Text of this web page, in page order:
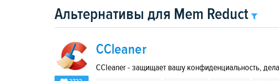
Альтернативы для Mem Reduct
CCleaner
CCleaner - защищает вашу конфиденциальность,